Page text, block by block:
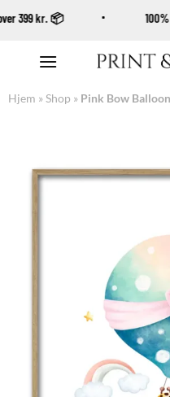
399 kr. 📦
indhold
Hjem »Shop » Pink Bow Balloon